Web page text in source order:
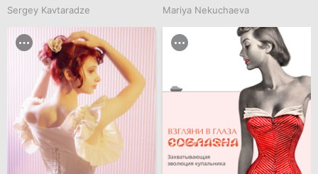
Sergey Kavtaradze Mariya Nekuchaeva